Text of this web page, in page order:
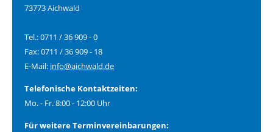
73773 Aichwald
Tel.: 0711 / 36 909 - 0
Fax: 0711 / 36 909 - 18
E-Mail: info@aichwald.de
Telefonische Kontaktzeiten:
Mo. - Fr. 8:00 - 12:00 Uhr
Für weitere Terminvereinbarungen: